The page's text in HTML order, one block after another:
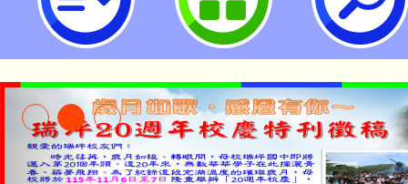
請協助宣傳並踴躍推薦參選一案，
立瑞坪國民中學